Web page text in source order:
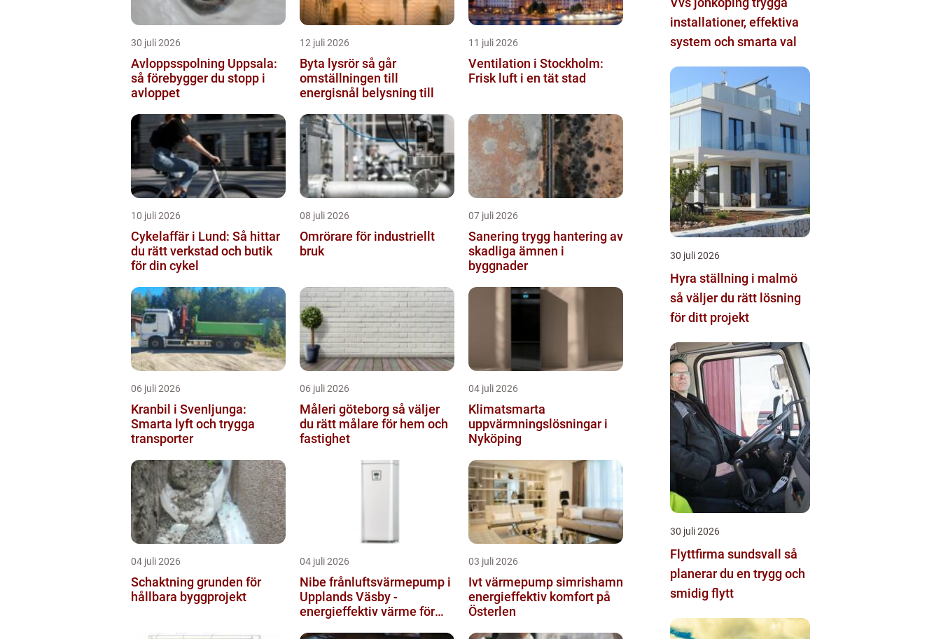
30 juli 2026
Avloppsspolning Uppsala:
så förebygger du stopp i
avloppet
12 juli 2026
Byta lysrör så går
omställningen till
energisnål belysning till
11 juli 2026
Ventilation i Stockholm:
Frisk luft i en tät stad
10 juli 2026
Cykelaffär i Lund: Så hittar
du rätt verkstad och butik
för din cykel
08 juli 2026
Omrörare för industriellt
bruk
07 juli 2026
Sanering trygg hantering av
skadliga ämnen i
byggnader
06 juli 2026
Kranbil i Svenljunga:
Smarta lyft och trygga
transporter
06 juli 2026
Måleri göteborg så väljer
du rätt målare för hem och
fastighet
04 juli 2026
Klimatsmarta
uppvärmningslösningar i
Nyköping
04 juli 2026
Schaktning grunden för
hållbara byggprojekt
04 juli 2026
Nibe frånluftsvärmepump i
Upplands Väsby -
energieffektiv värme för
03 juli 2026
Ivt värmepump simrishamn
energieffektiv komfort på
Österlen
installationer, effektiva
system och smarta val
30 juli 2026
Hyra ställning i malmö
så väljer du rätt lösning
för ditt projekt
30 juli 2026
Flyttfirma sundsvall så
planerar du en trygg och
smidig flytt